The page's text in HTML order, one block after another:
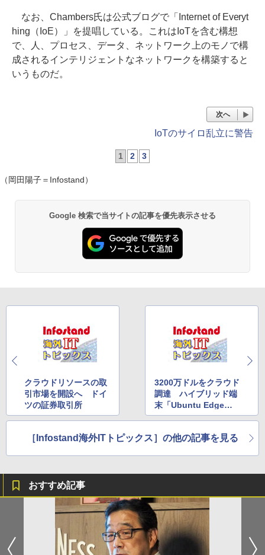
なお、Chambers氏は公式ブログで「Internet of Everyt
hing（IoE）」を提唱している。これはIoTを含む構想
で、人、プロセス、データ、ネットワーク上のモノで構
成されるインテリジェントなネットワークを構築すると
いうものだ。
次へ
IoTのサイロ乱立に警告
1 2 3
（岡田陽子＝Infostand）
Google 検索で当サイトの記事を優先表示させる
クラウドリソースの取
引市場を開設へ ドイ
ツの証券取引所
3200万ドルをクラウド
調達 ハイブリッド端
末「Ubuntu Edge」
の挑戦
［Infostand海外ITトピックス］の他の記事を見る
おすすめ記事